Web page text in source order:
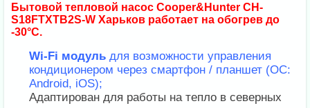
Бытовой тепловой насос Cooper&Hunter CH-
S18FTXTB2S-W Харьков работает на обогрев до
-30°C.
Wi-Fi модуль для возможности управления
кондиционером через смартфон / планшет (ОС:
Android, iOS);
Адаптирован для работы на тепло в северных